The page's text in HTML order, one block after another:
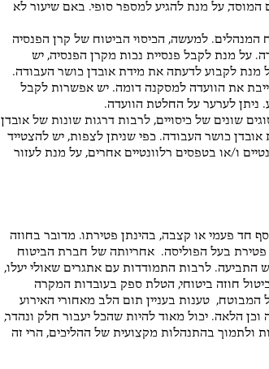
המוסד, על מנת להגיע למספר סופי. באם שיעור לא
המנהלים. למעשה, הכיסוי הביטוח של קרן הפנסיה
מנת לקבל פנסיית נכות מקרן הפנסיה, יש
מנת לקבוע לדעתה את מידת אובדן כושר העבודה.
את הוועדה למסקנה דומה. יש אפשרות לקבל
ניתן לערער על החלטת הוועדה.
שונים של כיסויים, לרבות דרגות שונות של אובדן
כושר העבודה. כפי שניתן לצפות, יש להצטייד
ו/או בטפסים רלוונטיים אחרים, על מנת לעזור
חד פעמי או קצבה, בהינתן פטירתו. מדובר בחוזה
בעל הפוליסה. אחריותה של חברת הביטוח
התביעה. לרבות התמודדות עם אתגרים שאולי יעלו,
חוזה ביטוחי, הטלת ספק בעובדות המקרה
המבוטח, טענות בעניין תום הלב מאחורי האירוע
וכן הלאה. יכול מאוד להיות שהכל יעבור חלק ונהדר,
ולתמוך בהתנהלות מקצועית של ההליכים, הרי זה